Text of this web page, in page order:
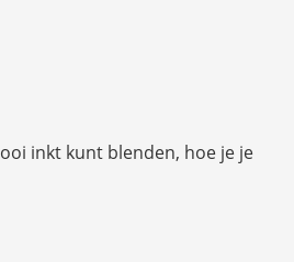
inkt kunt blenden, hoe je je